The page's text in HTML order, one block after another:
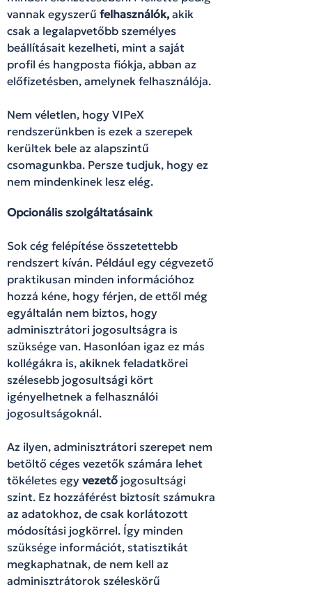
vannak egyszerű felhasználók, akik
csak a legalapvetőbb személyes
beállításait kezelheti, mint a saját
profil és hangposta fiókja, abban az
előfizetésben, amelynek felhasználója.
Nem véletlen, hogy VIPeX
rendszerünkben is ezek a szerepek
kerültek bele az alapszintű
csomagunkba. Persze tudjuk, hogy ez
nem mindenkinek lesz elég.
Opcionális szolgáltatásaink
Sok cég felépítése összetettebb
rendszert kíván. Például egy cégvezető
praktikusan minden információhoz
hozzá kéne, hogy férjen, de ettől még
egyáltalán nem biztos, hogy
adminisztrátori jogosultságra is
szüksége van. Hasonlóan igaz ez más
kollégákra is, akiknek feladatkörei
szélesebb jogosultsági kört
igényelhetnek a felhasználói
jogosultságoknál.
Az ilyen, adminisztrátori szerepet nem
betöltő céges vezetők számára lehet
tökéletes egy vezető jogosultsági
szint. Ez hozzáférést biztosít számukra
az adatokhoz, de csak korlátozott
módosítási jogkörrel. Így minden
szüksége információt, statisztikát
megkaphatnak, de nem kell az
adminisztrátorok széleskörű